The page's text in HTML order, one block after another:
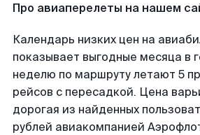
Про авиаперелеты на нашем
Календарь низких цен на
показывает выгодные месяца в
неделю по маршруту летают 5
рейсов с пересадкой. Цена
дорогая из найденных
рублей авиакомпанией